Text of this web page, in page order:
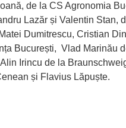
de la CS Agronomia
Lazăr și Valentin Stan,
Dumitrescu, Cristian
București, Vlad Marinău
Irincu de la
și Flavius Lăpuște.